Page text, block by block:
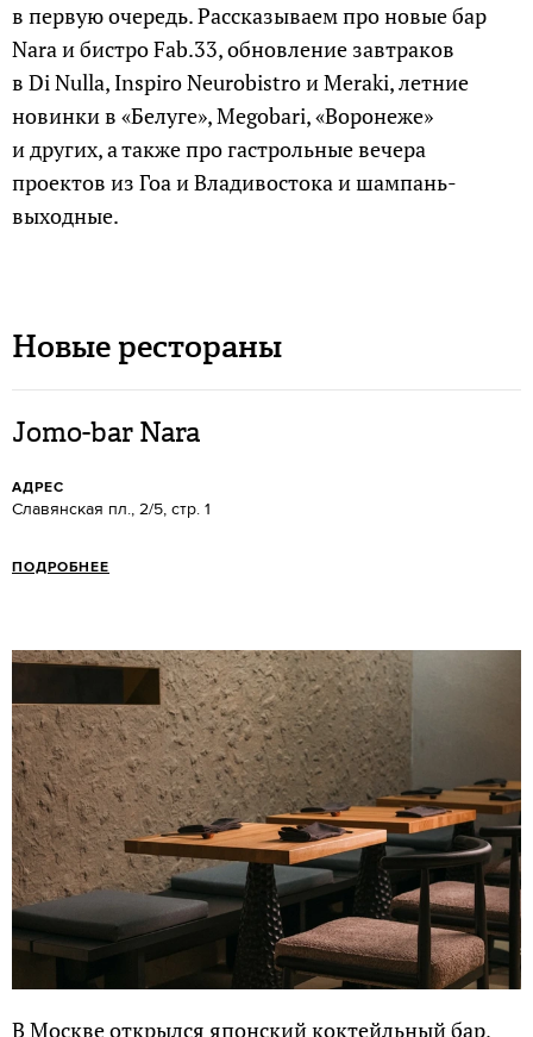
в первую очередь. Рассказываем про новые бар
Nara и бистро Fab.33, обновление завтраков
в Di Nulla, Inspiro Neurobistro и Meraki, летние
новинки в «Белуге», Megobari, «Воронеже»
и других, а также про гастрольные вечера
проектов из Гоа и Владивостока и шампань-
выходные.
Новые рестораны
Jomo-bar Nara
АДРЕС
Славянская пл., 2/5, стр. 1
ПОДРОБНЕЕ
В Москве открылся японский коктейльный бар,